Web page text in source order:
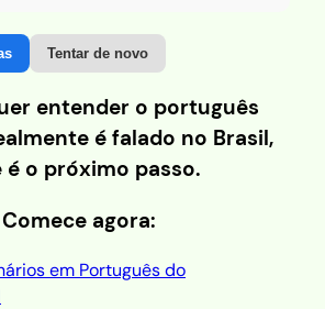
Tentar de novo
entender o português
é falado no Brasil,
é o próximo passo.
Comece agora:
em Português do